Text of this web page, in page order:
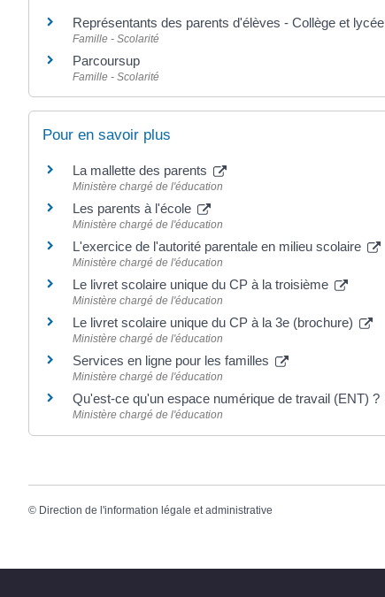
Représentants des parents d'élèves - Collège et lycée
Famille - Scolarité
Parcoursup
Famille - Scolarité
Pour en savoir plus
La mallette des parents
Ministère chargé de l'éducation
Les parents à l'école
Ministère chargé de l'éducation
L'exercice de l'autorité parentale en milieu scolaire
Ministère chargé de l'éducation
Le livret scolaire unique du CP à la troisième
Ministère chargé de l'éducation
Le livret scolaire unique du CP à la 3e (brochure)
Ministère chargé de l'éducation
Services en ligne pour les familles
Ministère chargé de l'éducation
Qu'est-ce qu'un espace numérique de travail (ENT) ?
Ministère chargé de l'éducation
© Direction de l'information légale et administrative